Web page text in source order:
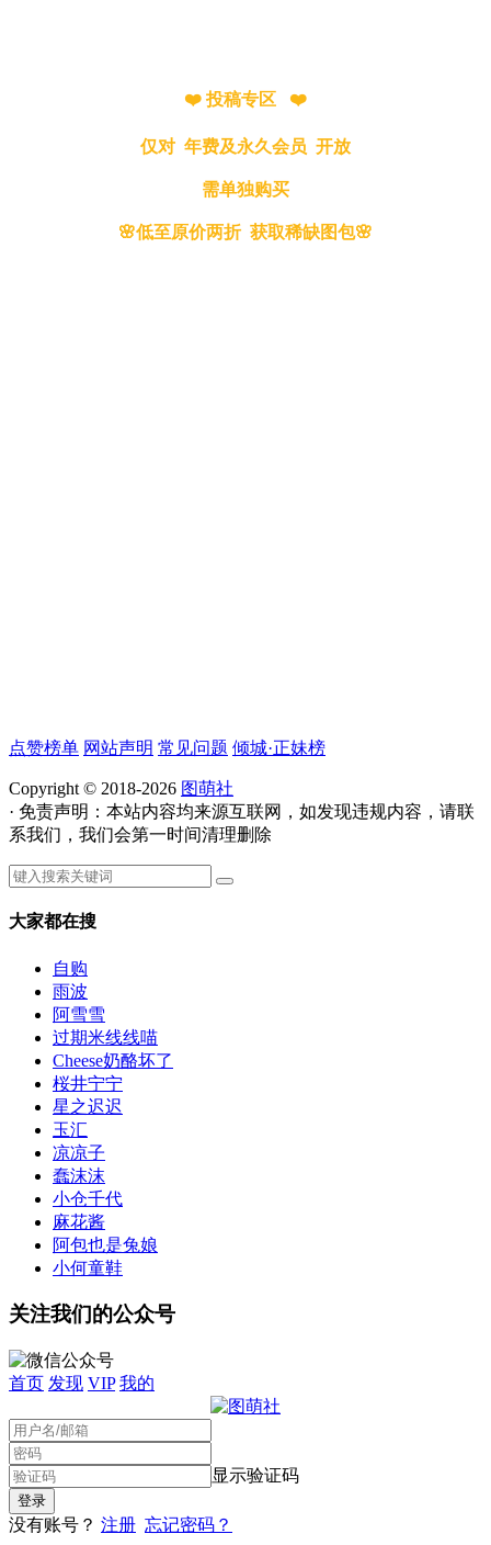
❤️ 投稿专区 ❤️
仅对 年费及永久会员 开放
需单独购买
🌸低至原价两折 获取稀缺图包🌸
点赞榜单 网站声明 常见问题 倾城·正妹榜
Copyright © 2018-2026 图萌社
· 免责声明：本站内容均来源互联网，如发现违规内容，请联
系我们，我们会第一时间清理删除
大家都在搜
自购
雨波
阿雪雪
过期米线线喵
Cheese奶酪坏了
桜井宁宁
星之迟迟
玉汇
凉凉子
蠢沫沫
小仓千代
麻花酱
阿包也是兔娘
小何童鞋
关注我们的公众号
首页 发现 VIP 我的
显示验证码
没有账号？ 注册 忘记密码？